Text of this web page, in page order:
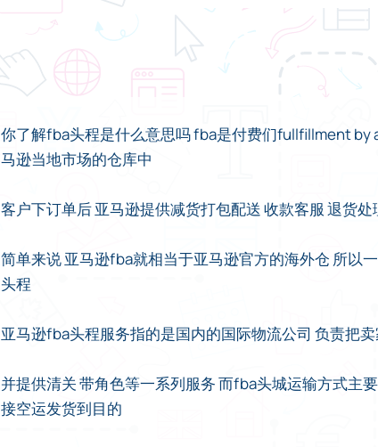
你了解fba头程是什么意思吗 fba是付费们fullfillment by
马逊当地市场的仓库中
客户下订单后 亚马逊提供减货打包配送 收款客服 退货
简单来说 亚马逊fba就相当于亚马逊官方的海外仓 所以
头程
亚马逊fba头程服务指的是国内的国际物流公司 负责把
并提供清关 带角色等一系列服务 而fba头城运输方式主
接空运发货到目的